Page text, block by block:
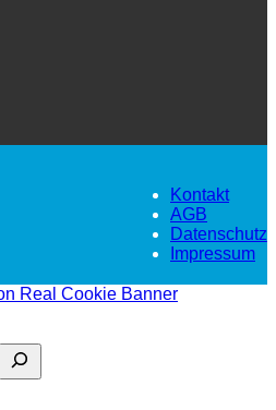
Kontakt
AGB
Datenschutz
Impressum
Real Cookie Banner